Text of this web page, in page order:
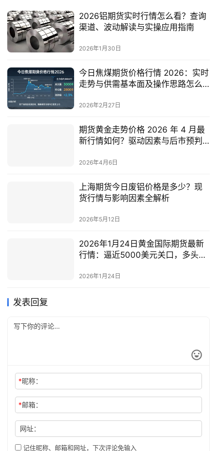
2026铝期货实时行情怎么看？查询
渠道、波动解读与实操应用指南
2026年1月30日
今日焦煤期货价格行情 2026：实时
走势与供需基本面及操作思路怎么
2026年2月27日
期货黄金走势价格 2026 年 4 月最
新行情如何？驱动因素与后市预判
2026年4月6日
上海期货今日废铝价格是多少？现
货行情与影响因素全解析
2026年5月12日
2026年1月24日黄金国际期货最新
行情：逼近5000美元关口，多头格
2026年1月24日
发表回复
*昵称：
*邮箱：
网址：
记住昵称、邮箱和网址，下次评论免输入